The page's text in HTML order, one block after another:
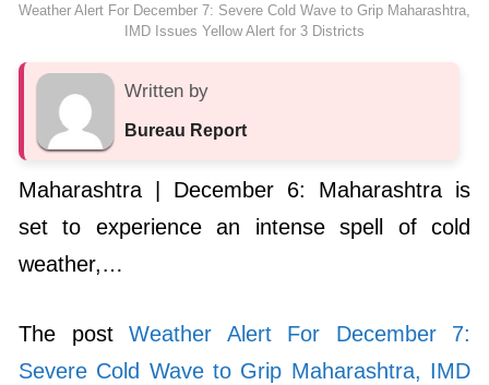
Weather Alert For December 7: Severe Cold Wave to Grip Maharashtra,
IMD Issues Yellow Alert for 3 Districts
Written by
Bureau Report
Maharashtra | December 6: Maharashtra is
set to experience an intense spell of cold
weather,…
The post Weather Alert For December 7:
Severe Cold Wave to Grip Maharashtra, IMD